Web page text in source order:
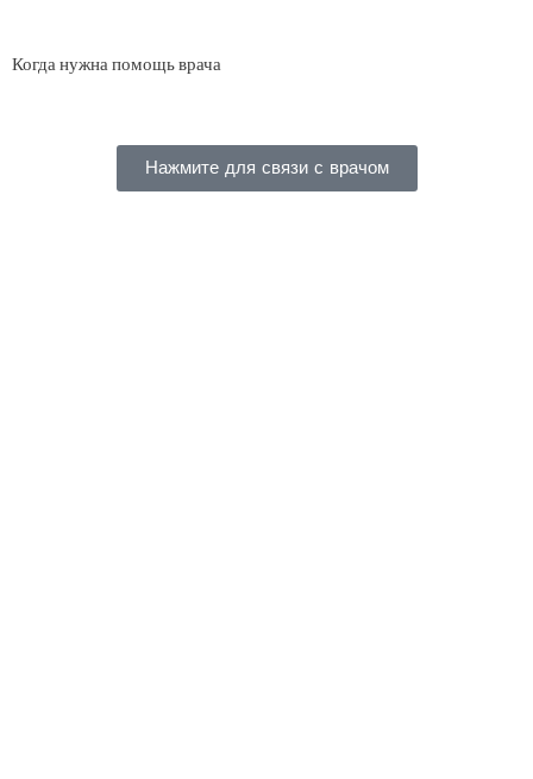
Когда нужна помощь врача
Нажмите для связи с врачом